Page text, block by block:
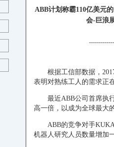
ABB计划称霸110亿美元
会-巨浪
根据工信部数据，
表明对熟练工人的需求正
最近ABB公司首席执
高一倍，以成为全球最大
ABB的竞争对手
机器人研究人员数量增加